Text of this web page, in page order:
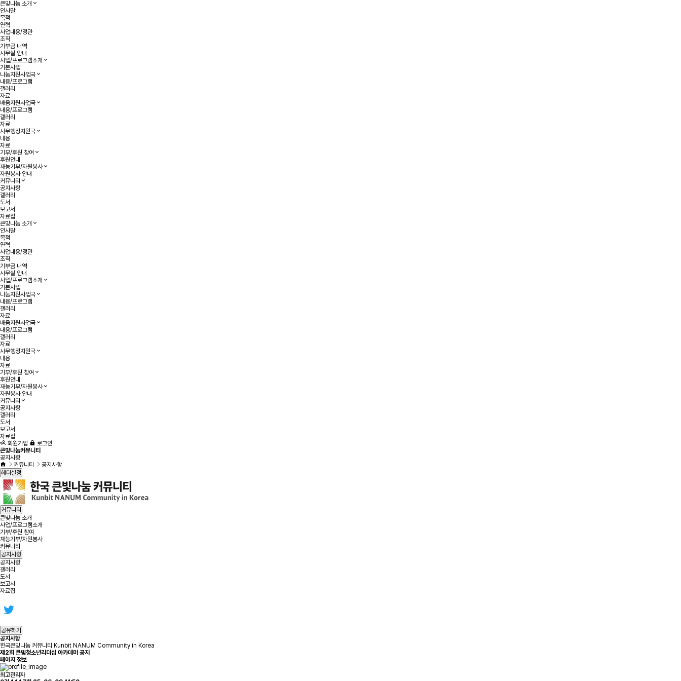
큰빛나눔 소개
인사말
목적
연혁
사업내용/정관
조직
기부금 내역
사무실 안내
사업/프로그램소개
기본사업
나눔지원사업국
내용/프로그램
갤러리
자료
배움지원사업국
내용/프로그램
갤러리
자료
사무행정지원국
내용
자료
기부/후원 참여
후원안내
재능기부/자원봉사
자원봉사 안내
커뮤니티
공지사항
갤러리
도서
보고서
자료집
큰빛나눔 소개
인사말
목적
연혁
사업내용/정관
조직
기부금 내역
사무실 안내
사업/프로그램소개
기본사업
나눔지원사업국
내용/프로그램
갤러리
자료
배움지원사업국
내용/프로그램
갤러리
자료
사무행정지원국
내용
자료
기부/후원 참여
후원안내
재능기부/자원봉사
자원봉사 안내
커뮤니티
공지사항
갤러리
도서
보고서
자료집
회원가입
로그인
큰빛나눔커뮤니티
공지사항
커뮤니티
공지사항
헤더설정
커뮤니티
큰빛나눔 소개
사업/프로그램소개
기부/후원 참여
재능기부/자원봉사
커뮤니티
공지사항
공지사항
갤러리
도서
보고서
자료집
공유하기
공지사항
한국큰빛나눔 커뮤니티 Kunbit NANUM Community in Korea
제2회 큰빛청소년리더십 아카데미 공지
페이지 정보
최고관리자